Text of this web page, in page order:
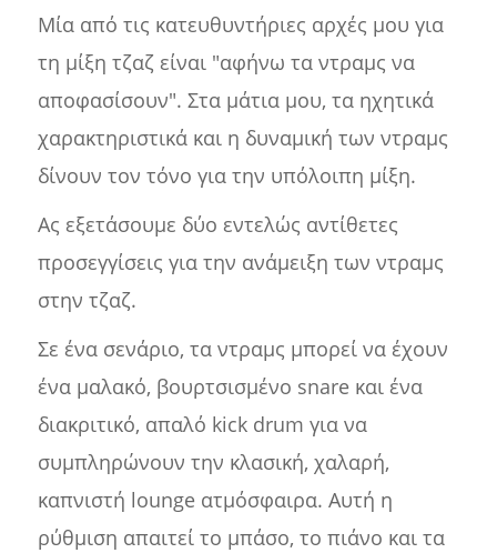
Μία από τις κατευθυντήριες αρχές μου για
τη μίξη τζαζ είναι "αφήνω τα ντραμς να
αποφασίσουν". Στα μάτια μου, τα ηχητικά
χαρακτηριστικά και η δυναμική των ντραμς
δίνουν τον τόνο για την υπόλοιπη μίξη.
Ας εξετάσουμε δύο εντελώς αντίθετες
προσεγγίσεις για την ανάμειξη των ντραμς
στην τζαζ.
Σε ένα σενάριο, τα ντραμς μπορεί να έχουν
ένα μαλακό, βουρτσισμένο snare και ένα
διακριτικό, απαλό kick drum για να
συμπληρώνουν την κλασική, χαλαρή,
καπνιστή lounge ατμόσφαιρα. Αυτή η
ρύθμιση απαιτεί το μπάσο, το πιάνο και τα